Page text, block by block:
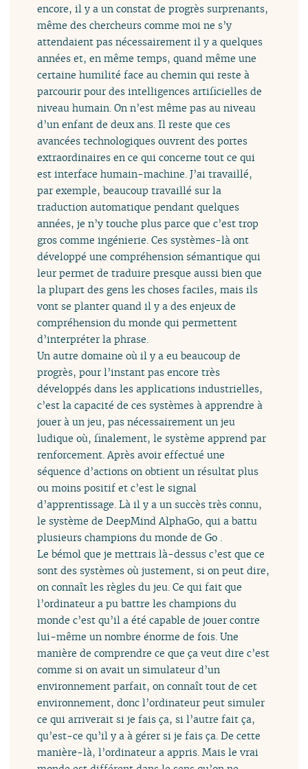
encore, il y a un constat de progrès surprenants,
même des chercheurs comme moi ne s’y
attendaient pas nécessairement il y a quelques
années et, en même temps, quand même une
certaine humilité face au chemin qui reste à
parcourir pour des intelligences artificielles de
niveau humain. On n’est même pas au niveau
d’un enfant de deux ans. Il reste que ces
avancées technologiques ouvrent des portes
extraordinaires en ce qui concerne tout ce qui
est interface humain-machine. J’ai travaillé,
par exemple, beaucoup travaillé sur la
traduction automatique pendant quelques
années, je n’y touche plus parce que c’est trop
gros comme ingénierie. Ces systèmes-là ont
développé une compréhension sémantique qui
leur permet de traduire presque aussi bien que
la plupart des gens les choses faciles, mais ils
vont se planter quand il y a des enjeux de
compréhension du monde qui permettent
d’interpréter la phrase.
Un autre domaine où il y a eu beaucoup de
progrès, pour l’instant pas encore très
développés dans les applications industrielles,
c’est la capacité de ces systèmes à apprendre à
jouer à un jeu, pas nécessairement un jeu
ludique où, finalement, le système apprend par
renforcement. Après avoir effectué une
séquence d’actions on obtient un résultat plus
ou moins positif et c’est le signal
d’apprentissage. Là il y a un succès très connu,
le système de DeepMind AlphaGo, qui a battu
plusieurs champions du monde de Go .
Le bémol que je mettrais là-dessus c’est que ce
sont des systèmes où justement, si on peut dire,
on connaît les règles du jeu. Ce qui fait que
l’ordinateur a pu battre les champions du
monde c’est qu’il a été capable de jouer contre
lui-même un nombre énorme de fois. Une
manière de comprendre ce que ça veut dire c’est
comme si on avait un simulateur d’un
environnement parfait, on connaît tout de cet
environnement, donc l’ordinateur peut simuler
ce qui arriverait si je fais ça, si l’autre fait ça,
qu’est-ce qu’il y a à gérer si je fais ça. De cette
manière-là, l’ordinateur a appris. Mais le vrai